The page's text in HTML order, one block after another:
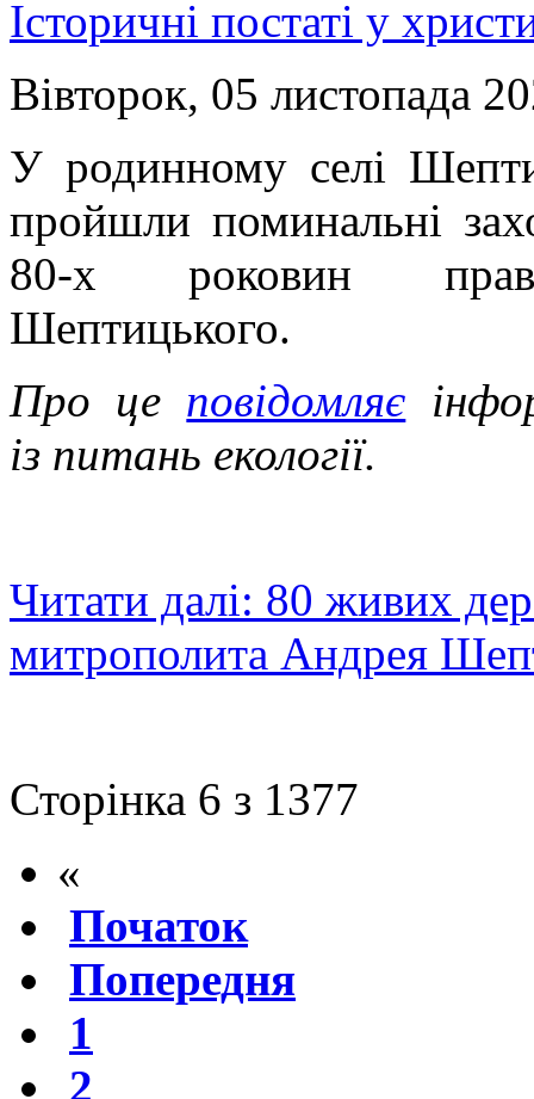
Історичні постаті у
Вівторок, 05 листопада
У родинному селі
пройшли поминальні
80-х роковин
Шептицького.
Про це повідомляє
із питань екології.
Читати далі: 80 живих
митрополита Андрея
Сторінка 6 з 1377
«
Початок
Попередня
1
2